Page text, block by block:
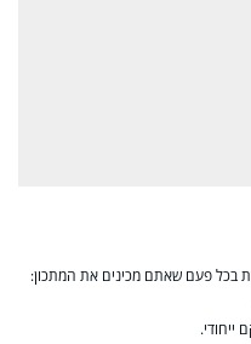
בכל פעם שאתם מכינים את המתכון:
ייחודי.